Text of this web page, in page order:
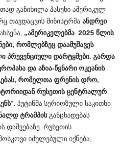
განიხილა პასუხი ამერიკულ
თავდაცვის მინისტრმა ანდრეი
„ამერიკელებმა 2025 წლის
რომლებზეც დაამუშავეს
პრევენციული დარტყმები. გარდა
და აზია-წყნარი ოკეანის
რომელთა ფრენის დრო,
რუსეთის ცენტრალურ
”. პუტინმა სერიოზული საკითხი
ტრამპისგანცხადებას
დაშვებაზე. რუსეთის
იძულებული იქნება,